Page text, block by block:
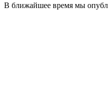
В ближайшее время мы